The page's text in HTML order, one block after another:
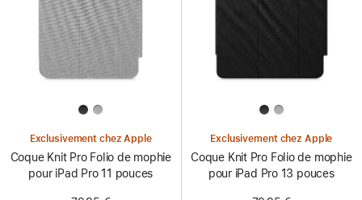
Exclusivement chez Apple
Coque Knit Pro Folio de mophie
pour iPad Pro 11 pouces
Exclusivement chez Apple
Coque Knit Pro Folio de mophie
pour iPad Pro 13 pouces